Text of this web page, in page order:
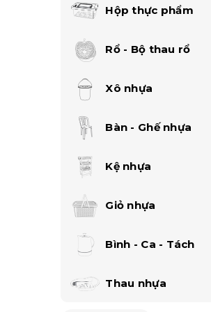
Hộp thực phẩm
Rổ - Bộ thau rổ
Xô nhựa
Bàn - Ghế nhựa
Kệ nhựa
Giỏ nhựa
Bình - Ca - Tách
Thau nhựa